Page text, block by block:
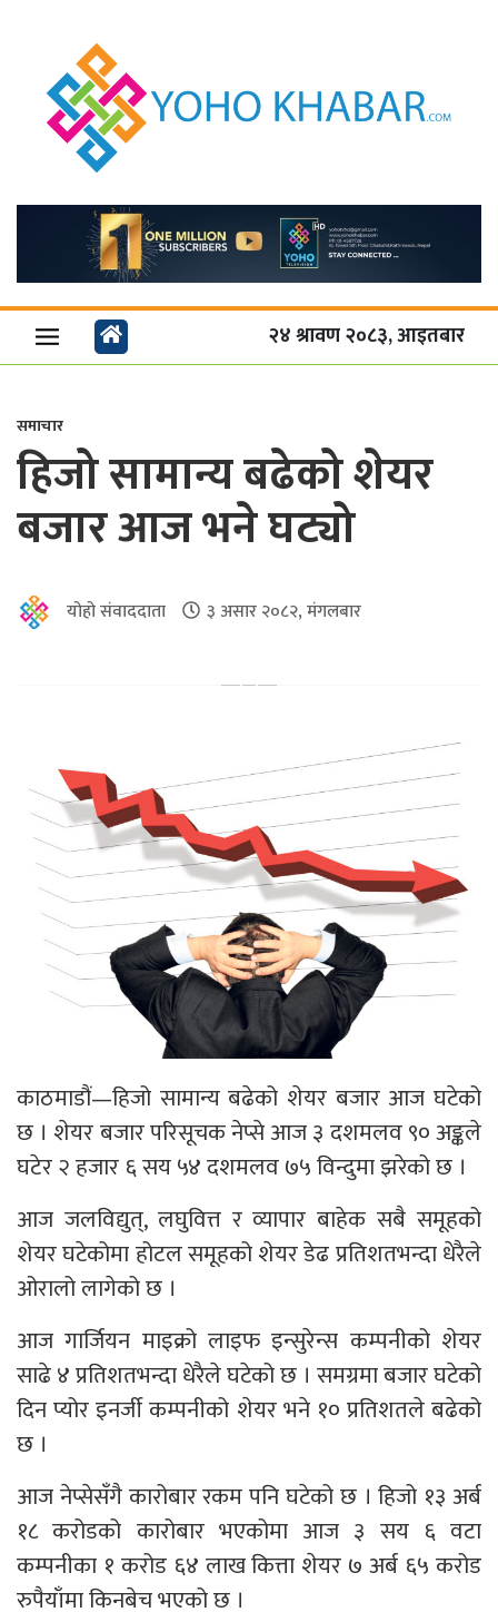
२४ श्रावण २०८३, आइतबार
समाचार
हिजो सामान्य बढेको शेयर
बजार आज भने घट्यो
योहो संवाददाता ३ असार २०८२, मंगलबार
काठमाडौं—हिजो सामान्य बढेको शेयर बजार आज घटेको
छ । शेयर बजार परिसूचक नेप्से आज ३ दशमलव ९० अङ्कले
घटेर २ हजार ६ सय ५४ दशमलव ७५ विन्दुमा झरेको छ ।
आज जलविद्युत्, लघुवित्त र व्यापार बाहेक सबै समूहको
शेयर घटेकोमा होटल समूहको शेयर डेढ प्रतिशतभन्दा धेरैले
ओरालो लागेको छ ।
आज गार्जियन माइक्रो लाइफ इन्सुरेन्स कम्पनीको शेयर
साढे ४ प्रतिशतभन्दा धेरैले घटेको छ । समग्रमा बजार घटेको
दिन प्योर इनर्जी कम्पनीको शेयर भने १० प्रतिशतले बढेको
छ ।
आज नेप्सेसँगै कारोबार रकम पनि घटेको छ । हिजो १३ अर्ब
१८ करोडको कारोबार भएकोमा आज ३ सय ६ वटा
कम्पनीका १ करोड ६४ लाख कित्ता शेयर ७ अर्ब ६५ करोड
रुपैयाँमा किनबेच भएको छ ।